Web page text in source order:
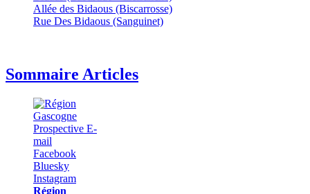
Allée des Bidaous (Biscarrosse)
Rue Des Bidaous (Sanguinet)
Sommaire Articles
Région